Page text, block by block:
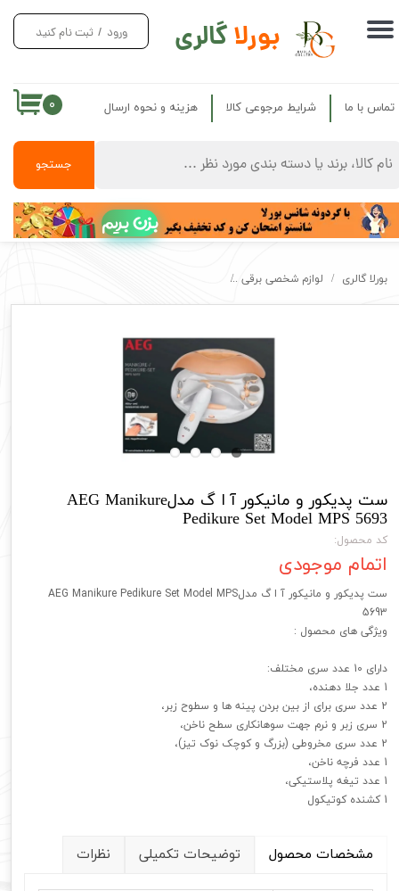
بورلاگالری
جستجو
ورود / ثبت نام کنید
حساب کاربری من
سفارشات
خروج از حساب کاربری
۰ تماس با ما شرایط مرجوعی کالا هزینه و نحوه ارسال
بزن بریم
بورلا گالری لوازم شخصی برقی
ست پدیکور و مانیکور آ ا گ مدلAEG Manikure
Pedikure Set Model MPS 5693
کد محصول:
اتمام موجودی
ست پدیکور و مانیکور آ ا گ مدلAEG Manikure Pedikure Set Model MPS
5693
ویژگی های محصول :
دارای 10 عدد سری مختلف:
1 عدد جلا دهنده،
2 عدد سری برای از بین بردن پینه ها و سطوح زبر،
2 سری زبر و نرم جهت سوهانکاری سطح ناخن،
2 عدد سری مخروطی (بزرگ و کوچک نوک تیز)،
1 عدد فرچه ناخن،
1 عدد تیغه پلاستیکی،
1 کشنده کوتیکول
مشخصات محصول توضیحات تکمیلی نظرات